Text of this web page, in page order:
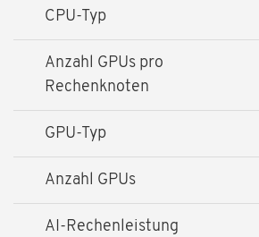
CPU-Typ
Anzahl GPUs pro
Rechenknoten
GPU-Typ
Anzahl GPUs
AI-Rechenleistung